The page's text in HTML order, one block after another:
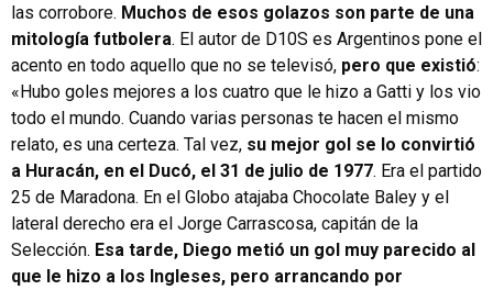
las corrobore. Muchos de esos golazos son parte de una
mitología futbolera. El autor de D10S es Argentinos pone el
acento en todo aquello que no se televisó, pero que existió:
«Hubo goles mejores a los cuatro que le hizo a Gatti y los vio
todo el mundo. Cuando varias personas te hacen el mismo
relato, es una certeza. Tal vez, su mejor gol se lo convirtió
a Huracán, en el Ducó, el 31 de julio de 1977. Era el partido
25 de Maradona. En el Globo atajaba Chocolate Baley y el
lateral derecho era el Jorge Carrascosa, capitán de la
Selección. Esa tarde, Diego metió un gol muy parecido al
que le hizo a los Ingleses, pero arrancando por